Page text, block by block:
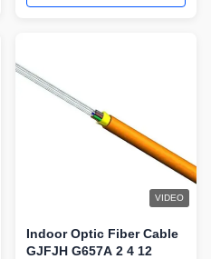
VIDEO
Indoor Optic Fiber Cable
GJFJH G657A 2 4 12